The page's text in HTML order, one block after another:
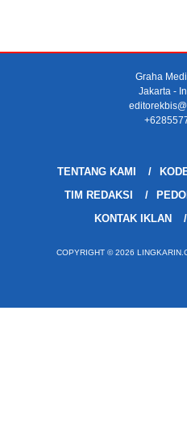
Graha
Jakarta -
TENTANG KAMI
TIM REDAKSI
KONTAK IKLAN
COPYRIGHT © 2026